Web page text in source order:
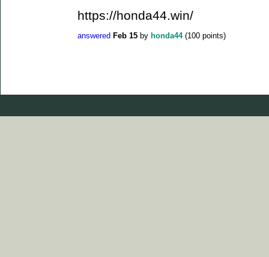
https://honda44.win/
answered Feb 15 by honda44 (100 points)